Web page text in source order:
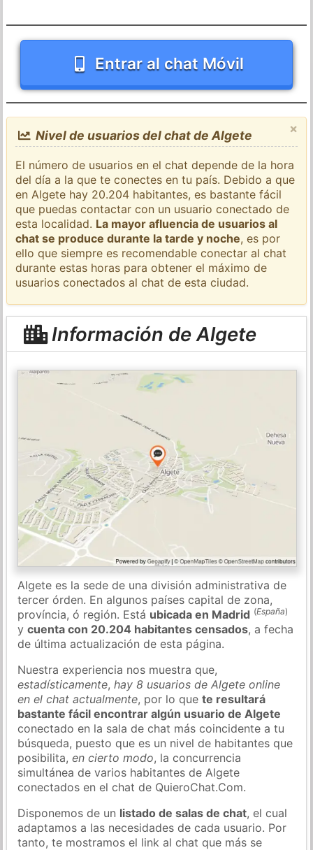
Entrar al chat Móvil
×
Nivel de usuarios del chat de Algete
El número de usuarios en el chat depende de la hora
del día a la que te conectes en tu país. Debido a que
en Algete hay 20.204 habitantes, es bastante fácil
que puedas contactar con un usuario conectado de
esta localidad. La mayor afluencia de usuarios al
chat se produce durante la tarde y noche, es por
ello que siempre es recomendable conectar al chat
durante estas horas para obtener el máximo de
usuarios conectados al chat de esta ciudad.
Información de Algete
Algete es la sede de una división administrativa de
tercer órden. En algunos países capital de zona,
província, ó región. Está ubicada en Madrid (España)
ycuenta con 20.204 habitantes censados, a fecha
de última actualización de esta página.
Nuestra experiencia nos muestra que,
estadísticamente,hay 8 usuarios de Algete online
en el chat actualmente, por lo quete resultará
bastante fácil encontrar algún usuario de Algete
conectado en la sala de chat más coincidente a tu
búsqueda, puesto que es un nivel de habitantes que
posibilita,en cierto modo, la concurrencia
simultánea de varios habitantes de Algete
conectados en el chat de QuieroChat.Com.
Disponemos de un listado de salas de chat, el cual
adaptamos a las necesidades de cada usuario. Por
tanto, te mostramos el link al chat que más se